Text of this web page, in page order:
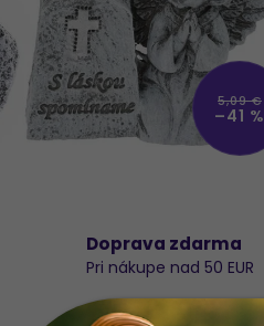
5,09 €
–41 %
Doprava zdarma
Pri nákupe nad 50 EUR